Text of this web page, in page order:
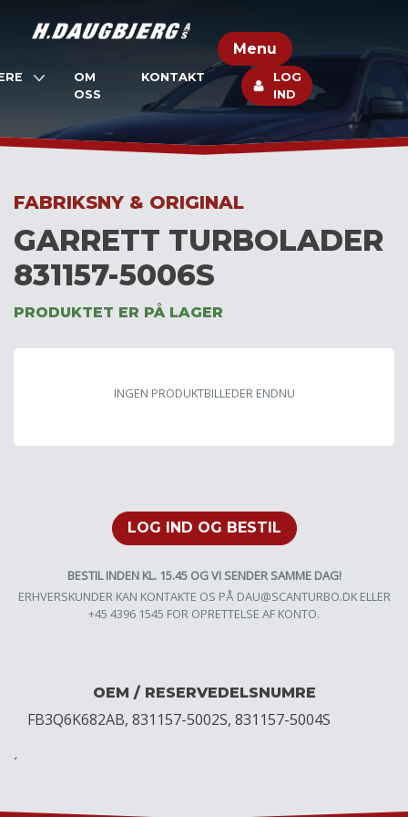
Menu
OM
OSS
KONTAKT
LOG
IND
FABRIKSNY & ORIGINAL
GARRETT TURBOLADER
831157-5006S
PRODUKTET ER PÅ LAGER
INGEN PRODUKTBILLEDER ENDNU
LOG IND OG BESTIL
BESTIL INDEN KL. 15.45 OG VI SENDER SAMME DAG!
ERHVERSKUNDER KAN KONTAKTE OS PÅ DAU@SCANTURBO.DKELLER
+45 4396 1545 FOR OPRETTELSE AF KONTO.
OEM / RESERVEDELSNUMRE
FB3Q6K682AB, 831157-5002S, 831157-5004S
´